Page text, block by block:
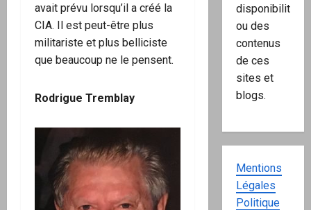
avait prévu lorsqu’il a créé la
CIA. Il est peut-être plus
militariste et plus belliciste
que beaucoup ne le pensent.
Rodrigue Tremblay
disponibilité
ou des
contenus
de ces
sites et
blogs.
Mentions
Légales
Politique